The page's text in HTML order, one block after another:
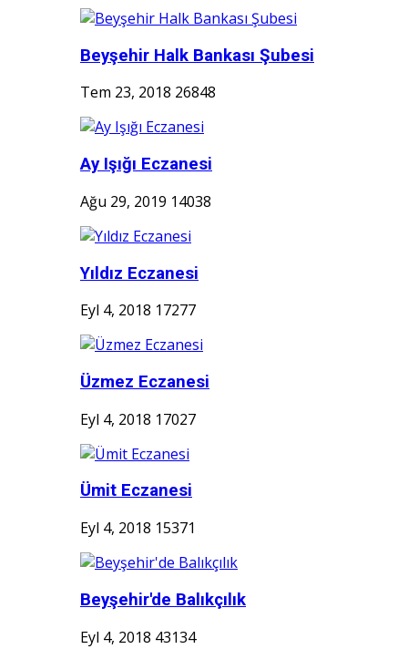
Beyşehir Halk Bankası Şubesi
Tem 23, 2018 26848
Ay Işığı Eczanesi
Ağu 29, 2019 14038
Yıldız Eczanesi
Eyl 4, 2018 17277
Üzmez Eczanesi
Eyl 4, 2018 17027
Ümit Eczanesi
Eyl 4, 2018 15371
Beyşehir'de Balıkçılık
Eyl 4, 2018 43134